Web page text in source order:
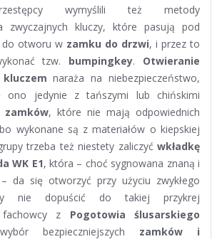
wymyślili też metody
zwyczajnych kluczy, które pasują pod
do otworu w zamku do drzwi, i przez to
tzw. bumpingkey. Otwieranie
naraża na niebezpieczeństwo,
ono jedynie z tańszymi lub chińskimi
zamków, które nie mają odpowiednich
wykonane są z materiałów o kiepskiej
trzeba też niestety zaliczyć wkładkę
WK E1, która – choć sygnowana znaną i
da się otworzyć przy użyciu zwykłego
nie dopuścić do takiej przykrej
fachowcy z Pogotowia ślusarskiego
bezpieczniejszych zamków i